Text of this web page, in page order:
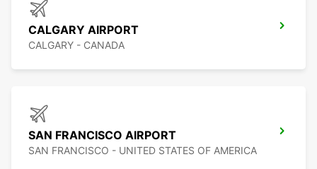
CALGARY AIRPORT
CALGARY - CANADA
SAN FRANCISCO AIRPORT
SAN FRANCISCO - UNITED STATES OF AMERICA